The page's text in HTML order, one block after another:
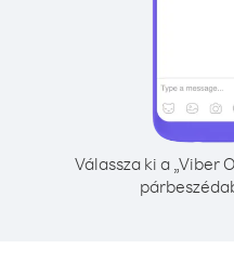
Válassza ki a „Viber